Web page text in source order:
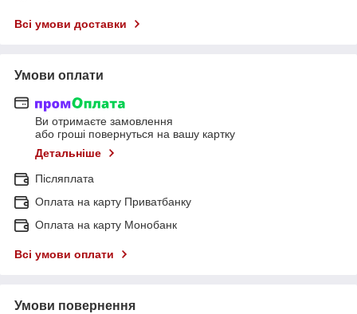
Всі умови доставки
Умови оплати
Ви отримаєте замовлення
або гроші повернуться на вашу картку
Детальніше
Післяплата
Оплата на карту Приватбанку
Оплата на карту Монобанк
Всі умови оплати
Умови повернення